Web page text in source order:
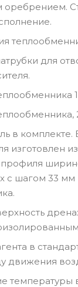
для
в комплекте.
изготовлен
профиля
с шагом 33
в
движения
температуры